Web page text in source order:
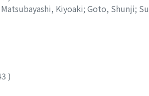
Matsubayashi, Kiyoaki; Goto, Shunji;
)